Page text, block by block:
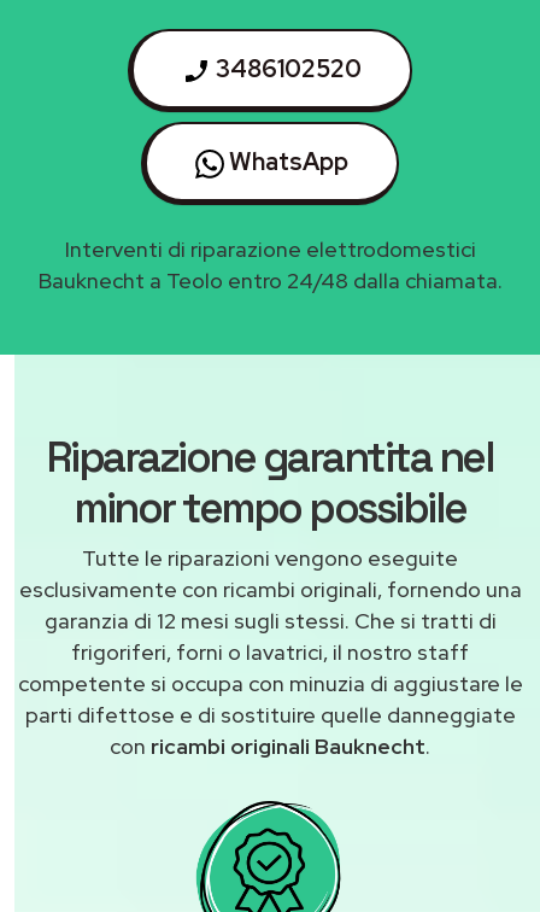
3486102520
WhatsApp
Interventi di riparazione elettrodomestici
Bauknecht a Teolo entro 24/48 dalla chiamata.
Riparazione garantita nel
minor tempo possibile
Tutte le riparazioni vengono eseguite
esclusivamente con ricambi originali, fornendo una
garanzia di 12 mesi sugli stessi. Che si tratti di
frigoriferi, forni o lavatrici, il nostro staff
competente si occupa con minuzia di aggiustare le
parti difettose e di sostituire quelle danneggiate
con ricambi originali Bauknecht.